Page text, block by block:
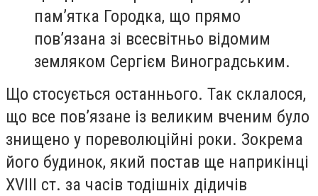
пам’ятка Городка, що прямо
пов’язана зі всесвітньо відомим
земляком Сергієм Виноградським.
Що стосується останнього. Так склалося,
що все пов’язане із великим вченим було
знищено у пореволюційні роки. Зокрема
його будинок, який постав ще наприкінці
XVIII ст. за часів тодішніх дідичів